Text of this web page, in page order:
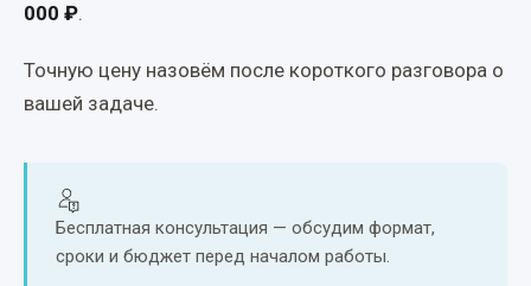
000 ₽.
Точную цену назовём после короткого разговора о
вашей задаче.
Бесплатная консультация — обсудим формат,
сроки и бюджет перед началом работы.